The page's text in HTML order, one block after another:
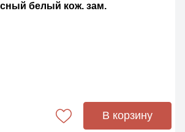
белый кож. зам.
В корзину